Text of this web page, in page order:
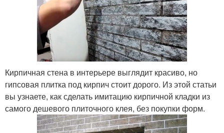
Кирпичная стена в интерьере выглядит красиво, но
гипсовая плитка под кирпич стоит дорого. Из этой статьи
вы узнаете, как сделать имитацию кирпичной кладки из
самого дешевого плиточного клея, без покупки форм.